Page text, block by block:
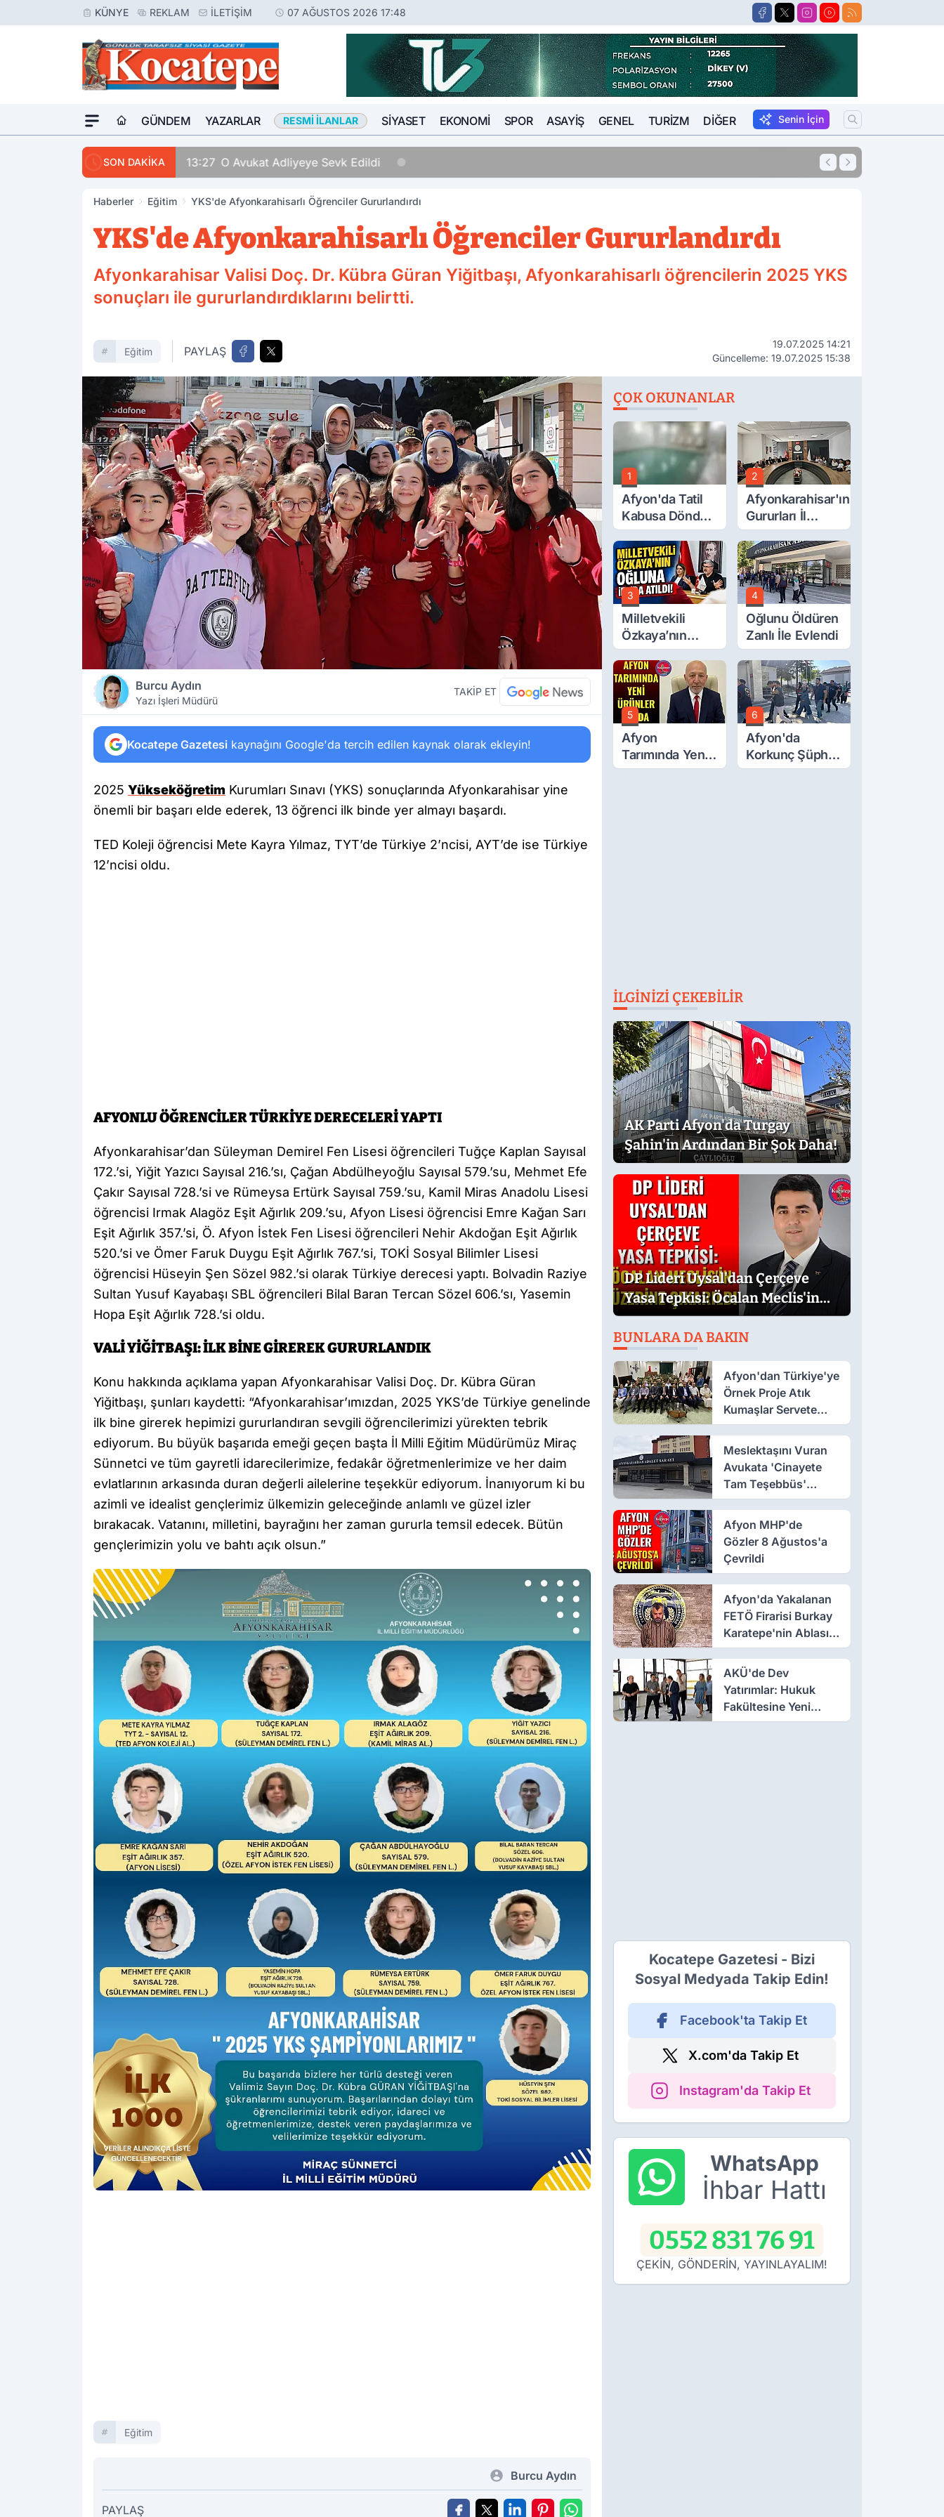
KÜNYE REKLAM İLETIŞIM 07 AĞUSTOS 2026 17:48
GÜNDEM YAZARLAR RESMI İLANLAR SIYASET EKONOMI SPOR ASAYIŞ GENEL TURIZM DIĞER Senin İçin
SON DAKİKA 10 Yıl Kesinleşmiş Hapis Cezası Bulunan Hükümlü Salar’da Yakalandı
Haberler Eğitim YKS'de Afyonkarahisarlı Öğrenciler Gururlandırdı
YKS'de Afyonkarahisarlı Öğrenciler Gururlandırdı
Afyonkarahisar Valisi Doç. Dr. Kübra Güran Yiğitbaşı, Afyonkarahisarlı öğrencilerin 2025 YKS
sonuçları ile gururlandırdıklarını belirtti.
Eğitim PAYLAŞ
19.07.2025 14:21
Güncelleme: 19.07.2025 15:38
Burcu Aydın
Yazı İşleri Müdürü
TAKİP ET
Kocatepe Gazetesi kaynağını Google'da tercih edilen kaynak olarak ekleyin!
2025 Yükseköğretim Kurumları Sınavı (YKS) sonuçlarında Afyonkarahisar yine
önemli bir başarı elde ederek, 13 öğrenci ilk binde yer almayı başardı.
TED Koleji öğrencisi Mete Kayra Yılmaz, TYT’de Türkiye 2’ncisi, AYT’de ise Türkiye
12’ncisi oldu.
AFYONLU ÖĞRENCİLER TÜRKİYE DERECELERİ YAPTI
Afyonkarahisar’dan Süleyman Demirel Fen Lisesi öğrencileri Tuğçe Kaplan Sayısal
172.’si, Yiğit Yazıcı Sayısal 216.’sı, Çağan Abdülheyoğlu Sayısal 579.’su, Mehmet Efe
Çakır Sayısal 728.’si ve Rümeysa Ertürk Sayısal 759.’su, Kamil Miras Anadolu Lisesi
öğrencisi Irmak Alagöz Eşit Ağırlık 209.’su, Afyon Lisesi öğrencisi Emre Kağan Sarı
Eşit Ağırlık 357.’si, Ö. Afyon İstek Fen Lisesi öğrencileri Nehir Akdoğan Eşit Ağırlık
520.’si ve Ömer Faruk Duygu Eşit Ağırlık 767.’si, TOKİ Sosyal Bilimler Lisesi
öğrencisi Hüseyin Şen Sözel 982.’si olarak Türkiye derecesi yaptı. Bolvadin Raziye
Sultan Yusuf Kayabaşı SBL öğrencileri Bilal Baran Tercan Sözel 606.’sı, Yasemin
Hopa Eşit Ağırlık 728.’si oldu.
VALİ YİĞİTBAŞI: İLK BİNE GİREREK GURURLANDIK
Konu hakkında açıklama yapan Afyonkarahisar Valisi Doç. Dr. Kübra Güran
Yiğitbaşı, şunları kaydetti: “Afyonkarahisar’ımızdan, 2025 YKS’de Türkiye genelinde
ilk bine girerek hepimizi gururlandıran sevgili öğrencilerimizi yürekten tebrik
ediyorum. Bu büyük başarıda emeği geçen başta İl Milli Eğitim Müdürümüz Miraç
Sünnetci ve tüm gayretli idarecilerimize, fedakâr öğretmenlerimize ve her daim
evlatlarının arkasında duran değerli ailelerine teşekkür ediyorum. İnanıyorum ki bu
azimli ve idealist gençlerimiz ülkemizin geleceğinde anlamlı ve güzel izler
bırakacak. Vatanını, milletini, bayrağını her zaman gururla temsil edecek. Bütün
gençlerimizin yolu ve bahtı açık olsun.”
Eğitim
Burcu Aydın
PAYLAŞ
ÇOK OKUNANLAR
1
Afyon'da Tatil
Kabusa Döndü,
Acı Son!
2
Afyonkarahisar'ın
Gururları İl
Müdürüyle
Buluştu
3
Milletvekili
Özkaya’nın
Oğluna İftira
Atıldı
4
Oğlunu Öldüren
Zanlı İle Evlendi
5
Afyon
Tarımında Yeni
Ürünler Yolda
6
Afyon'da
Korkunç Şüphe!
Düştü Mü,
İLGINIZI ÇEKEBILIR
AK Parti Afyon'da Turgay
Şahin'in Ardından Bir Şok Daha!
DP Lideri Uysal'dan Çerçeve
Yasa Tepkisi: Öcalan Meclis'in
Üzerine Çıkarıldı
BUNLARA DA BAKIN
Afyon'dan Türkiye'ye
Örnek Proje Atık
Kumaşlar Servete
Dönüştü!
Meslektaşını Vuran
Avukata 'Cinayete
Tam Teşebbüs'
Suçlaması
Afyon MHP'de
Gözler 8 Ağustos'a
Çevrildi
Afyon'da Yakalanan
FETÖ Firarisi Burkay
Karatepe'nin Ablası
Gözaltına Alındı
AKÜ'de Dev
Yatırımlar: Hukuk
Fakültesine Yeni
Bina, Milli Teknoloji
Kocatepe Gazetesi - Bizi
Sosyal Medyada Takip Edin!
Facebook'ta Takip Et
X.com'da Takip Et
Instagram'da Takip Et
WhatsApp
İhbar Hattı
0552 831 76 91
ÇEKİN, GÖNDERİN, YAYINLAYALIM!